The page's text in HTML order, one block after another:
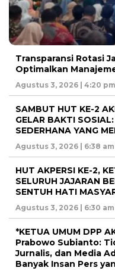
Transparansi Rotasi
Optimalkan
Agustus 3, 2026 | 4:20
SAMBUT HUT KE-2
GELAR BAKTI
SEDERHANA YANG
Agustus 3, 2026 | 6:38
HUT AKPERSI KE-2,
SELURUH JAJARAN
SENTUH HATI
Agustus 3, 2026 | 6:30
*KETUA UMUM DPP
Prabowo Subianto:
Jurnalis, dan Media
Banyak Insan Pers